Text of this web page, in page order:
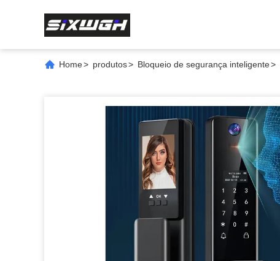
Home> produtos> Bloqueio de segurança inteligente>